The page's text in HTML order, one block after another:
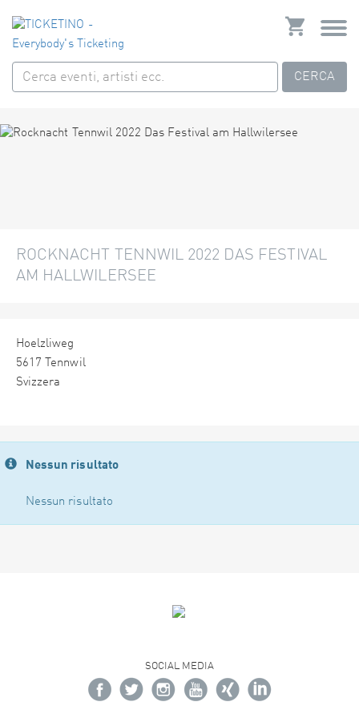
CERCA
ROCKNACHT TENNWIL 2022 DAS FESTIVAL
AM HALLWILERSEE
Hoelzliweg
5617 Tennwil
Svizzera
Nessun risultato
Nessun risultato
SOCIAL MEDIA